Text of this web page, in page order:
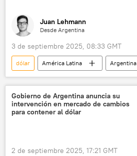
Juan Lehmann
Desde Argentina
3 de septiembre 2025, 08:33 GMT
dólar América Latina
Argentina
Javier Milei
Fondo Monetario Internacional (FMI)
💬 Opinión y Análisis
Gobierno de Argentina anuncia su
intervención en mercado de cambios
para contener al dólar
2 de septiembre 2025, 17:21 GMT